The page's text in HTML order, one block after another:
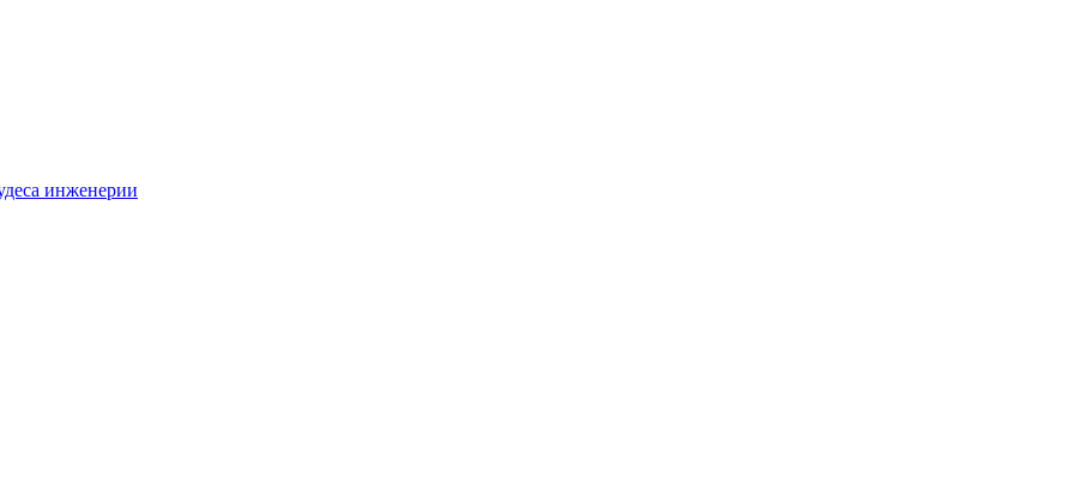
инженерии